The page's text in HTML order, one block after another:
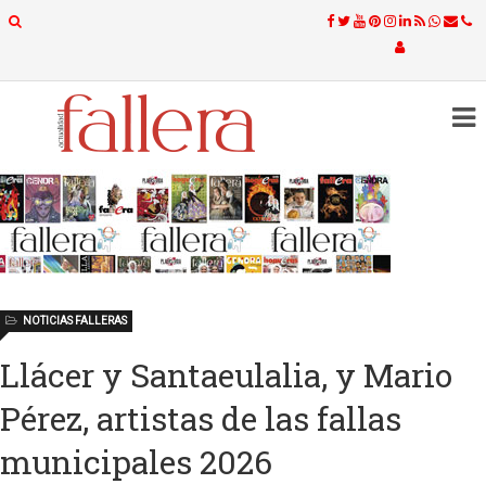
Llácer y Santaeulalia, y Mario
Pérez, artistas de las fallas
municipales 2026
NOTICIAS FALLERAS